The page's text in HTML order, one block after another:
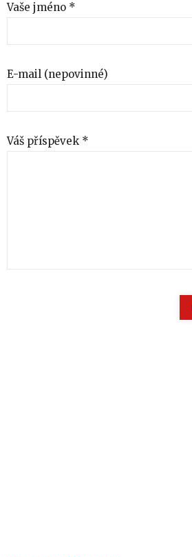
Vaše jméno *
E-mail (nepovinné)
Váš příspěvek *